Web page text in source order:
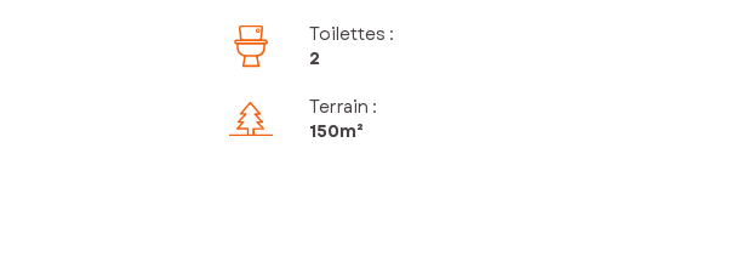
Toilettes :
2
Terrain :
150m²